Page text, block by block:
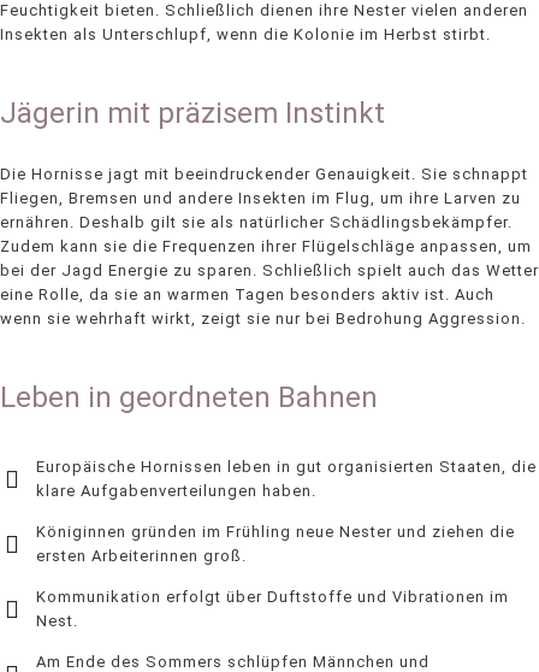
Feuchtigkeit bieten. Schließlich dienen ihre Nester vielen anderen
Insekten als Unterschlupf, wenn die Kolonie im Herbst stirbt.
Jägerin mit präzisem Instinkt
Die Hornisse jagt mit beeindruckender Genauigkeit. Sie schnappt
Fliegen, Bremsen und andere Insekten im Flug, um ihre Larven zu
ernähren. Deshalb gilt sie als natürlicher Schädlingsbekämpfer.
Zudem kann sie die Frequenzen ihrer Flügelschläge anpassen, um
bei der Jagd Energie zu sparen. Schließlich spielt auch das Wetter
eine Rolle, da sie an warmen Tagen besonders aktiv ist. Auch
wenn sie wehrhaft wirkt, zeigt sie nur bei Bedrohung Aggression.
Leben in geordneten Bahnen
Europäische Hornissen leben in gut organisierten Staaten, die
klare Aufgabenverteilungen haben.
Königinnen gründen im Frühling neue Nester und ziehen die
ersten Arbeiterinnen groß.
Kommunikation erfolgt über Duftstoffe und Vibrationen im
Nest.
Am Ende des Sommers schlüpfen Männchen und